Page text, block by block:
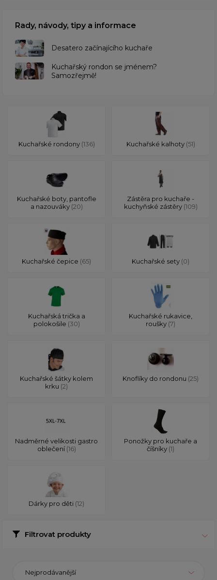
Rady, návody, tipy a informace
Desatero začínajícího kuchaře
Kuchařský rondon se jménem?
Samozřejmě!
Kuchařské rondony (136) Kuchařské kalhoty (51)
Kuchařské boty, pantofle
a nazouváky (20)
Zástěra pro kuchaře -
kuchyňské zástěry (109)
Kuchařské čepice (65) Kuchařské sety (0)
Kuchařská trička a
polokošile (30)
Kuchařské rukavice,
roušky (7)
Kuchařské šátky kolem
krku (2)
Knoflíky do rondonu (25)
Nadměrné velikosti gastro
oblečení(16)
Ponožky pro kuchaře a
číšníky (1)
Dárky pro děti (12)
Filtrovat produkty
Nejprodávanější